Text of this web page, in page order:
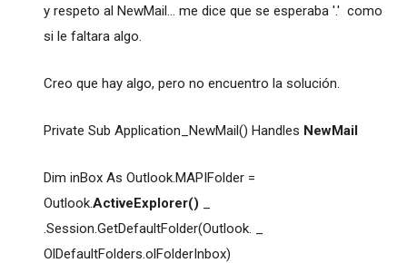
y respeto al NewMail... me dice que se esperaba '.' como
si le faltara algo.
Creo que hay algo, pero no encuentro la solución.
Private Sub Application_NewMail() Handles NewMail
Dim inBox As Outlook.MAPIFolder =
Outlook.ActiveExplorer()
.Session.GetDefaultFolder(Outlook. _
OlDefaultFolders.olFolderInbox)